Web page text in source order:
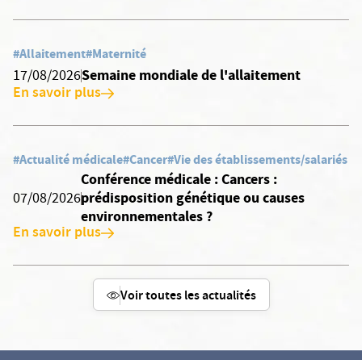
#Allaitement#Maternité
17/08/2026Semaine mondiale de l'allaitement
En savoir plus
#Actualité médicale#Cancer#Vie des établissements/salariés
07/08/2026
Conférence médicale : Cancers :
prédisposition génétique ou causes
environnementales ?
En savoir plus
Voir toutes les actualités